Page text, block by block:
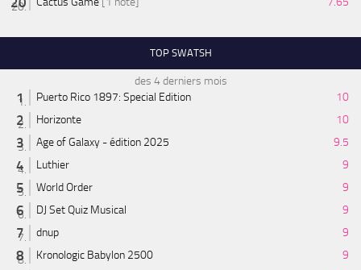
TOP SWATSH
des 4 derniers mois
Puerto Rico 1897: Special Edition
10
Horizonte
10
Age of Galaxy - édition 2025
9.5
Luthier
9
World Order
9
DJ Set Quiz Musical
9
dnup
9
Kronologic Babylon 2500
9